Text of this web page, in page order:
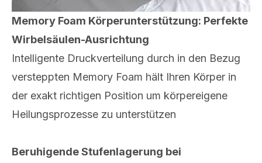
Memory Foam Körperunterstützung: Perfekte
Wirbelsäulen-Ausrichtung
Intelligente Druckverteilung durch in den Bezug
versteppten Memory Foam hält Ihren Körper in
der exakt richtigen Position um körpereigene
Heilungsprozesse zu unterstützen
Beruhigende Stufenlagerung bei